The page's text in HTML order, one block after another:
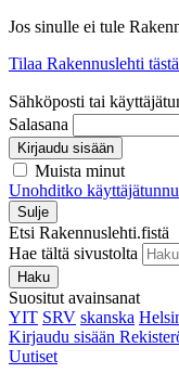
Jos sinulle ei tule
Tilaa Rakennuslehti tästä
Sähköposti tai
Salasana
Kirjaudu sisään
Muista minut
Unohditko
Sulje
Etsi Rakennuslehti.fistä
Hae tältä sivustolta
Haku
Suositut avainsanat
YIT SRV skanska
Kirjaudu sisään
Uutiset